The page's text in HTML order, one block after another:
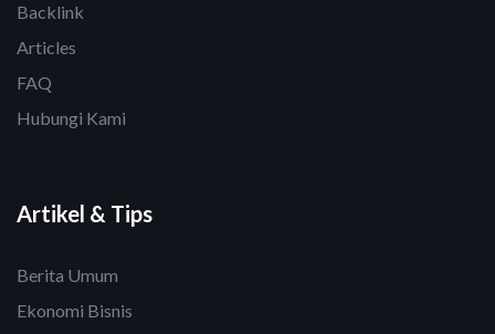
Backlink
Articles
FAQ
Hubungi Kami
Artikel & Tips
Berita Umum
Ekonomi Bisnis